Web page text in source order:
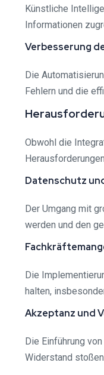
Künstliche
Informationen
Verbesserung
Die
Fehlern und die
Obwohl die
Datenschutz
Der Umgang mit
werden und den
Die
halten,
Akzeptanz und
Die Einführung
Widerstand